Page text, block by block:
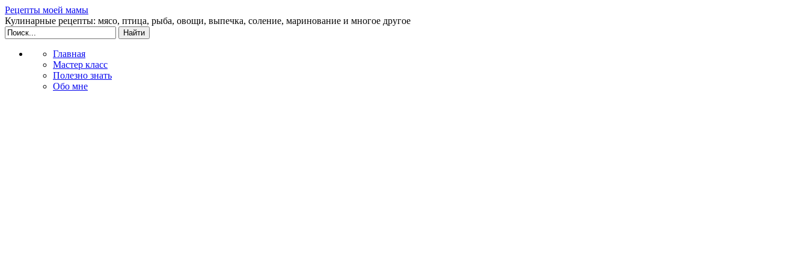
Рецепты моей мамы
Кулинарные рецепты: мясо, птица, рыба, овощи, выпечка, соление, маринование и многое другое
Главная
Мастер класс
Полезно знать
Обо мне